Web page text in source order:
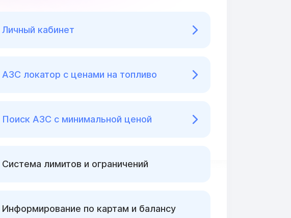
Личный кабинет
АЗС локатор с ценами на топливо
Поиск АЗС с минимальной ценой
Cистема лимитов и ограничений
Информирование по картам и балансу